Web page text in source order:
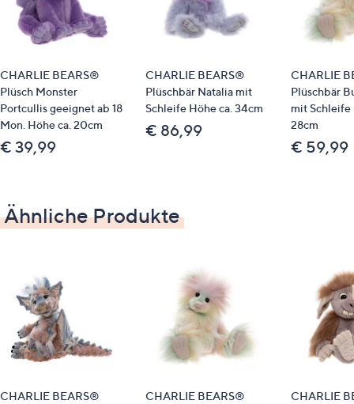
oder eine Packstation bestellt werden.
Eine Lieferung ins Ausland ist leider nicht
CHARLIE BEARS®
Plüsch Monster
Portcullis geeignet ab 18
Mon. Höhe ca. 20cm
€ 39,99
CHARLIE BEARS®
Plüschbär Natalia mit
Schleife Höhe ca. 34cm
€ 86,99
CHARLIE
Plüschbär
mit Schleife
28cm
€ 59,99
Ähnliche Produkte
CHARLIE BEARS®
CHARLIE BEARS®
CHARLIE